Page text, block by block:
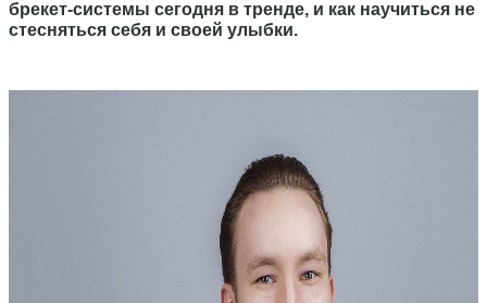
брекет-системы сегодня в тренде, и как научиться не
стесняться себя и своей улыбки.